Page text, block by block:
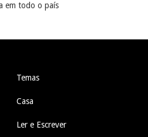
em todo o país
Temas
Casa
Ler e Escrever